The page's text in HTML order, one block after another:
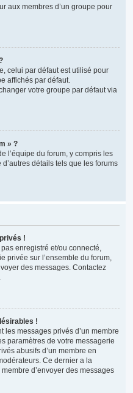
aux membres d’un groupe pour
celui par défaut est utilisé pour
affichés par défaut.
votre groupe par défaut via
» ?
l’équipe du forum, y compris les
détails tels que les forums
!
pas enregistré et/ou connecté,
privée sur l’ensemble du forum,
des messages. Contactez
!
les messages privés d’un membre
paramètres de votre messagerie
abusifs d’un membre en
Ce dernier a la
d’envoyer des messages